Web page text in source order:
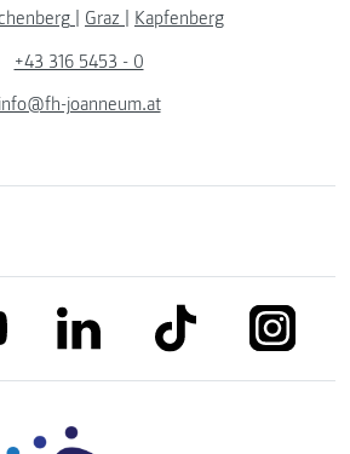
Graz
Kapfenberg
+43 316 5453 - 0
info@fh-joanneum.at
link to youtubelink to linkedinlink to tiktok